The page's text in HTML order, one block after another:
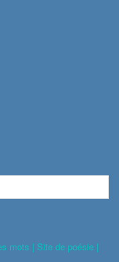
mots | Site de poésie |